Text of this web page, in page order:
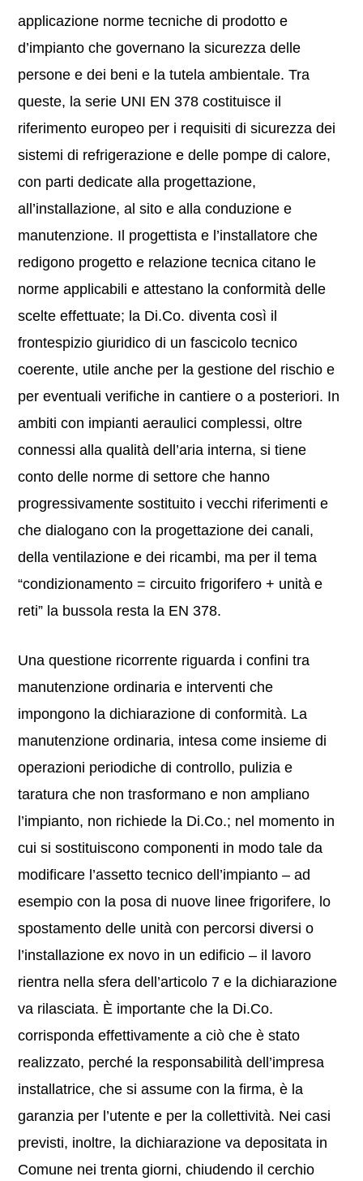
applicazione norme tecniche di prodotto e
d’impianto che governano la sicurezza delle
persone e dei beni e la tutela ambientale. Tra
queste, la serie UNI EN 378 costituisce il
riferimento europeo per i requisiti di sicurezza dei
sistemi di refrigerazione e delle pompe di calore,
con parti dedicate alla progettazione,
all’installazione, al sito e alla conduzione e
manutenzione. Il progettista e l’installatore che
redigono progetto e relazione tecnica citano le
norme applicabili e attestano la conformità delle
scelte effettuate; la Di.Co. diventa così il
frontespizio giuridico di un fascicolo tecnico
coerente, utile anche per la gestione del rischio e
per eventuali verifiche in cantiere o a posteriori. In
ambiti con impianti aeraulici complessi, oltre
connessi alla qualità dell’aria interna, si tiene
conto delle norme di settore che hanno
progressivamente sostituito i vecchi riferimenti e
che dialogano con la progettazione dei canali,
della ventilazione e dei ricambi, ma per il tema
“condizionamento = circuito frigorifero + unità e
reti” la bussola resta la EN 378.
Una questione ricorrente riguarda i confini tra
manutenzione ordinaria e interventi che
impongono la dichiarazione di conformità. La
manutenzione ordinaria, intesa come insieme di
operazioni periodiche di controllo, pulizia e
taratura che non trasformano e non ampliano
l’impianto, non richiede la Di.Co.; nel momento in
cui si sostituiscono componenti in modo tale da
modificare l’assetto tecnico dell’impianto – ad
esempio con la posa di nuove linee frigorifere, lo
spostamento delle unità con percorsi diversi o
l’installazione ex novo in un edificio – il lavoro
rientra nella sfera dell’articolo 7 e la dichiarazione
va rilasciata. È importante che la Di.Co.
corrisponda effettivamente a ciò che è stato
realizzato, perché la responsabilità dell’impresa
installatrice, che si assume con la firma, è la
garanzia per l’utente e per la collettività. Nei casi
previsti, inoltre, la dichiarazione va depositata in
Comune nei trenta giorni, chiudendo il cerchio